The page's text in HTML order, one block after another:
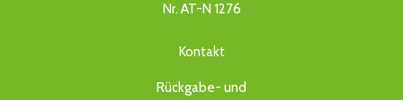
Nr. AT-N 1276
Kontakt
Rückgabe- und